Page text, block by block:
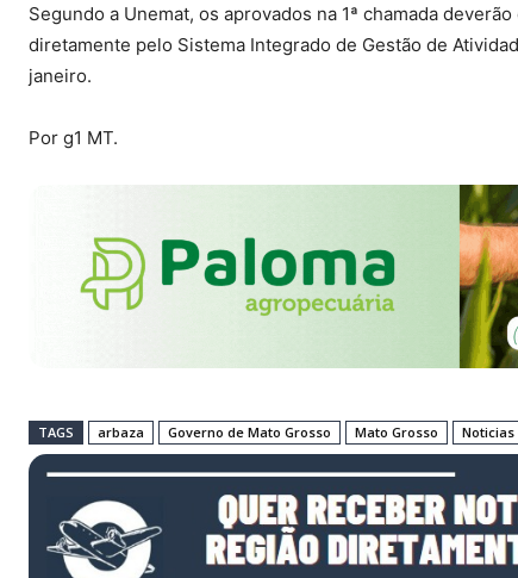
Segundo a Unemat, os aprovados na 1ª chamada
diretamente pelo Sistema Integrado de Gestão de
janeiro.
Por g1 MT.
TAGS arbaza Governo de Mato Grosso Mato Grosso Noticias